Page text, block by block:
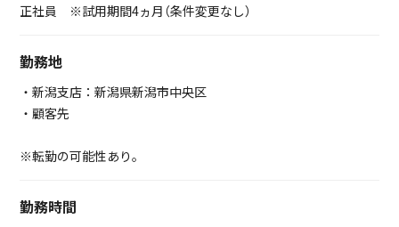
正社員 ※試用期間4ヵ月（条件変更なし）
勤務地
・新潟支店：新潟県新潟市中央区
・顧客先
※転勤の可能性あり。
勤務時間